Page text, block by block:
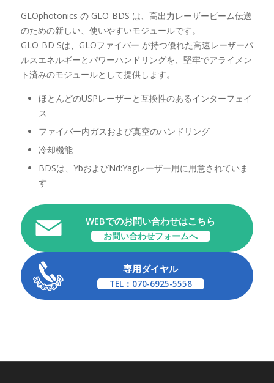
GLOphotonics の GLO-BDS は、高出力レーザービーム伝送
のための新しい、使いやすいモジュールです。
GLO-BD Sは、GLOファイバー が持つ優れた高速レーザーパ
ルスエネルギーとパワーハンドリングを、堅牢でアライメン
ト済みのモジュールとして提供します。
ほとんどのUSPレーザーと互換性のあるインターフェイ
ス
ファイバー内ガスおよび真空のハンドリング
冷却機能
BDSは、YbおよびNd:Yagレーザー用に用意されていま
す
WEBでのお問い合わせはこちら
お問い合わせフォームへ
専用ダイヤル
TEL：070-6925-5558